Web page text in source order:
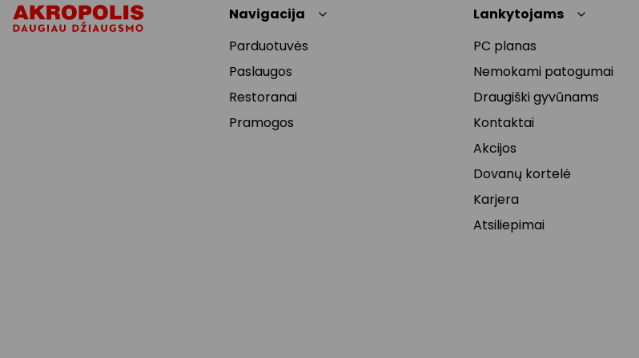
Navigacija
Parduotuvės
Paslaugos
Restoranai
Pramogos
Lankytojams
PC planas
Nemokami patogumai
Draugiški gyvūnams
Kontaktai
Akcijos
Dovanų kortelė
Karjera
Atsiliepimai